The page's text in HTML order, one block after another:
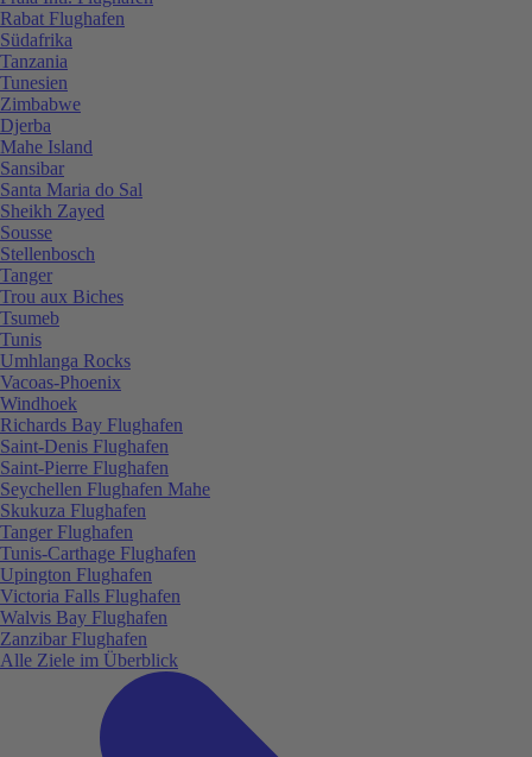
Rabat Flughafen
Südafrika
Tanzania
Tunesien
Zimbabwe
Djerba
Mahe Island
Sansibar
Santa Maria do Sal
Sheikh Zayed
Sousse
Stellenbosch
Tanger
Trou aux Biches
Tsumeb
Tunis
Umhlanga Rocks
Vacoas-Phoenix
Windhoek
Richards Bay Flughafen
Saint-Denis Flughafen
Saint-Pierre Flughafen
Seychellen Flughafen Mahe
Skukuza Flughafen
Tanger Flughafen
Tunis-Carthage Flughafen
Upington Flughafen
Victoria Falls Flughafen
Walvis Bay Flughafen
Zanzibar Flughafen
Alle Ziele im Überblick